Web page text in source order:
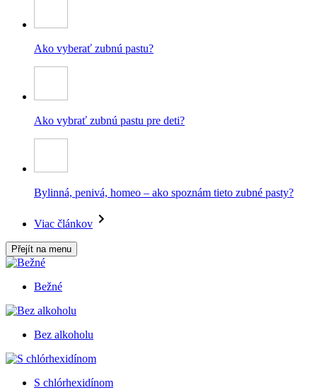
Ako vyberať zubnú pastu?
Ako vybrať zubnú pastu pre deti?
Bylinná, penivá, homeo – ako spoznám tieto zubné pasty?
Viac článkov
Přejít na menu
Bežné
Bez alkoholu
S chlórhexidínom